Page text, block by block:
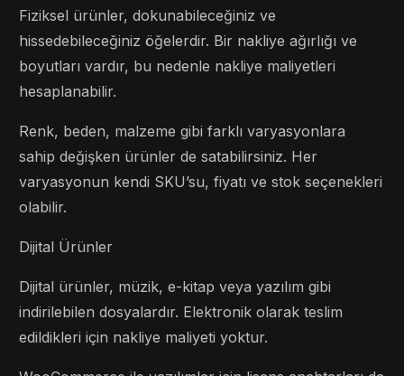
Fiziksel ürünler, dokunabileceğiniz ve
hissedebileceğiniz öğelerdir. Bir nakliye ağırlığı ve
boyutları vardır, bu nedenle nakliye maliyetleri
hesaplanabilir.
Renk, beden, malzeme gibi farklı varyasyonlara
sahip değişken ürünler de satabilirsiniz. Her
varyasyonun kendi SKU’su, fiyatı ve stok seçenekleri
olabilir.
Dijital Ürünler
Dijital ürünler, müzik, e-kitap veya yazılım gibi
indirilebilen dosyalardır. Elektronik olarak teslim
edildikleri için nakliye maliyeti yoktur.